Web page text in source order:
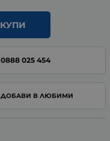
КУПИ
0888 025 454
ДОБАВИ В ЛЮБИМИ